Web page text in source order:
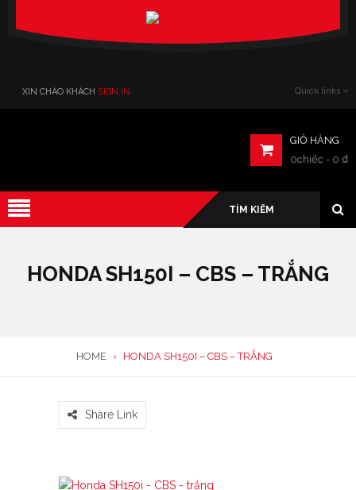
XIN CHÀO KHÁCH SIGN IN Quick links
GIỎ HÀNG
0chiếc - 0 ₫
HONDA SH150I – CBS – TRẮNG
HOME › HONDA SH150I – CBS – TRẮNG
Share Link